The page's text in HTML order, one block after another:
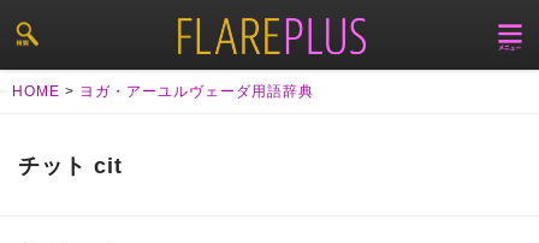
HOME > ヨガ・アーユルヴェーダ用語辞典
チット cit